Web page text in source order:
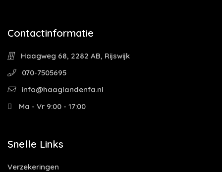
Contactinformatie
Haagweg 68, 2282 AB, Rijswijk
070-7505695
info@haaglandenfa.nl
Ma - Vr 9:00 - 17:00
Snelle Links
Verzekeringen